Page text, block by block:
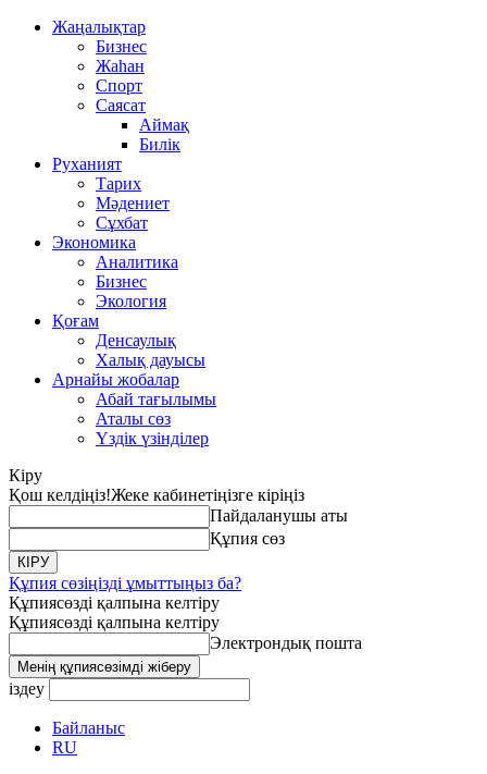
Жаңалықтар
Бизнес
Жаһан
Спорт
Саясат
Аймақ
Билік
Руханият
Тарих
Мәдениет
Сұхбат
Экономика
Аналитика
Бизнес
Экология
Қоғам
Денсаулық
Халық дауысы
Арнайы жобалар
Абай тағылымы
Аталы сөз
Үздік үзінділер
Кіру
Қош келдіңіз!Жеке кабинетіңізге кіріңіз
Пайдаланушы аты
Құпия сөз
Құпия сөзіңізді ұмыттыңыз ба?
Құпиясөзді қалпына келтіру
Құпиясөзді қалпына келтіру
Электрондық пошта
іздеу
Байланыс
RU